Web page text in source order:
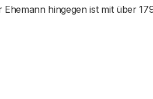
Ehemann hingegen ist mit über